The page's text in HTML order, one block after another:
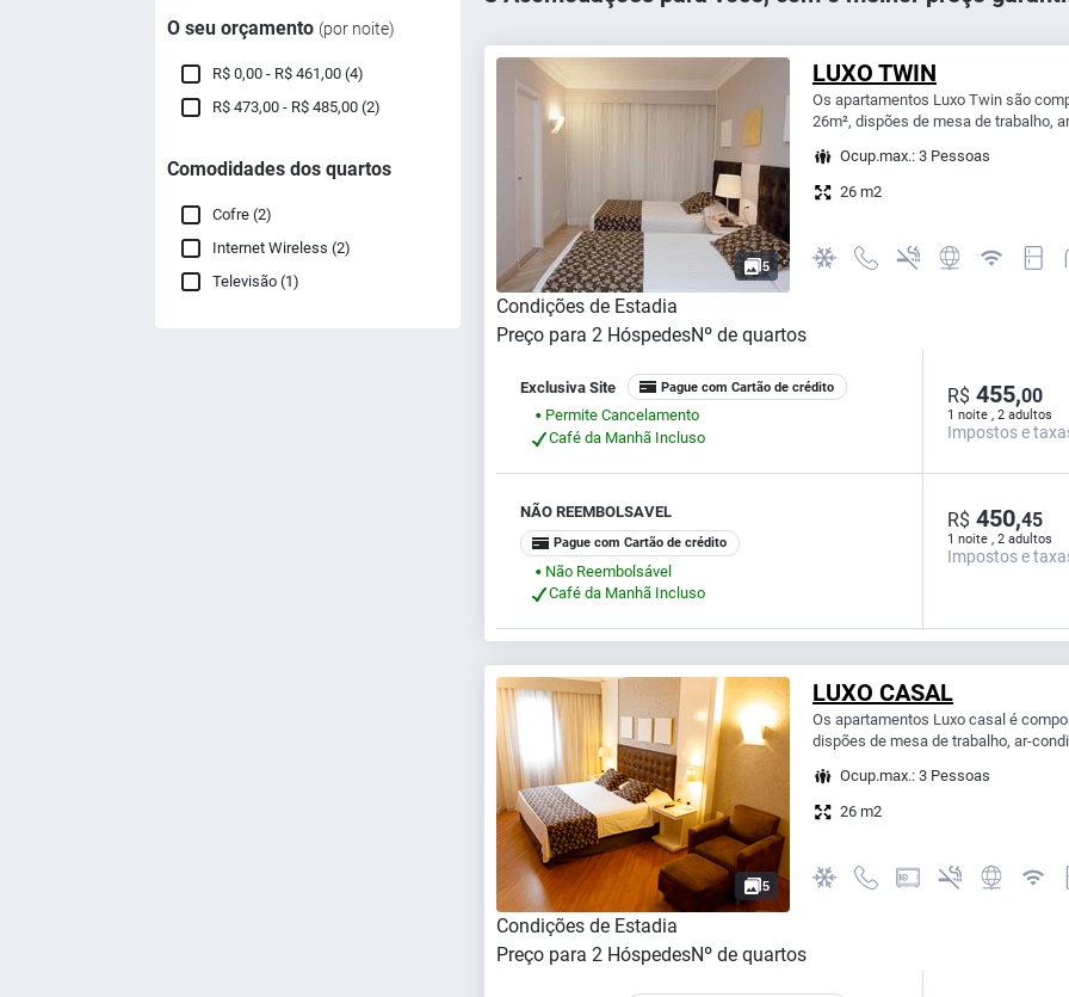
O seu orçamento (por noite)
R$ 0,00 - R$ 461,00 (4)
R$ 473,00 - R$ 485,00 (2)
Comodidades dos quartos
Cofre (2)
Internet Wireless (2)
Televisão (1)
5
LUXO TWIN
Os apartamentos Luxo Twin são
26m², dispões de mesa de trabalho,
Ocup.max.: 3 Pessoas
26 m2
Condições de Estadia
Preço para 2 HóspedesNº de quartos
Exclusiva Site Pague com Cartão de crédito
⬤
Permite Cancelamento
Café da Manhã Incluso
1 noite , 2 adultos
R$ 455,00
Impostos e
NÃO REEMBOLSAVEL
Pague com Cartão de crédito
⬤
Não Reembolsável
Café da Manhã Incluso
1 noite , 2 adultos
R$ 450,45
Impostos e
5
LUXO CASAL
Os apartamentos Luxo casal é
dispões de mesa de trabalho, ar-
Ocup.max.: 3 Pessoas
26 m2
Condições de Estadia
Preço para 2 HóspedesNº de quartos